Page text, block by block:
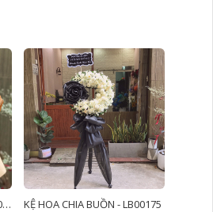
BÓ HOA CHÚC MỪNG - LB00177 KỆ HOA CHIA BUỒN - LB00175